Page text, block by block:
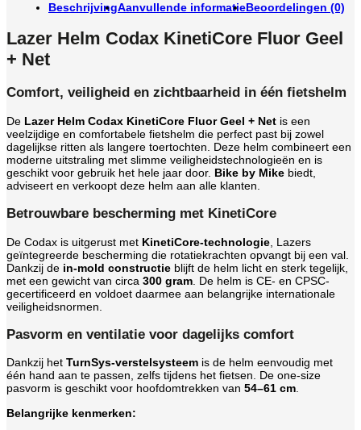
BeschrijvingAanvullende informatieBeoordelingen (0)
Lazer Helm Codax KinetiCore Fluor Geel
+ Net
Comfort, veiligheid en zichtbaarheid in één fietshelm
De Lazer Helm Codax KinetiCore Fluor Geel + Net is een
veelzijdige en comfortabele fietshelm die perfect past bij zowel
dagelijkse ritten als langere toertochten. Deze helm combineert een
moderne uitstraling met slimme veiligheidstechnologieën en is
geschikt voor gebruik het hele jaar door. Bike by Mike biedt,
adviseert en verkoopt deze helm aan alle klanten.
Betrouwbare bescherming met KinetiCore
De Codax is uitgerust met KinetiCore-technologie , Lazers
geïntegreerde bescherming die rotatiekrachten opvangt bij een val.
Dankzij de in-mold constructie blijft de helm licht en sterk tegelijk,
met een gewicht van circa 300 gram . De helm is CE- en CPSC-
gecertificeerd en voldoet daarmee aan belangrijke internationale
veiligheidsnormen.
Pasvorm en ventilatie voor dagelijks comfort
Dankzij het TurnSys-verstelsysteem is de helm eenvoudig met
één hand aan te passen, zelfs tijdens het fietsen. De one-size
pasvorm is geschikt voor hoofdomtrekken van 54–61 cm.
Belangrijke kenmerken: